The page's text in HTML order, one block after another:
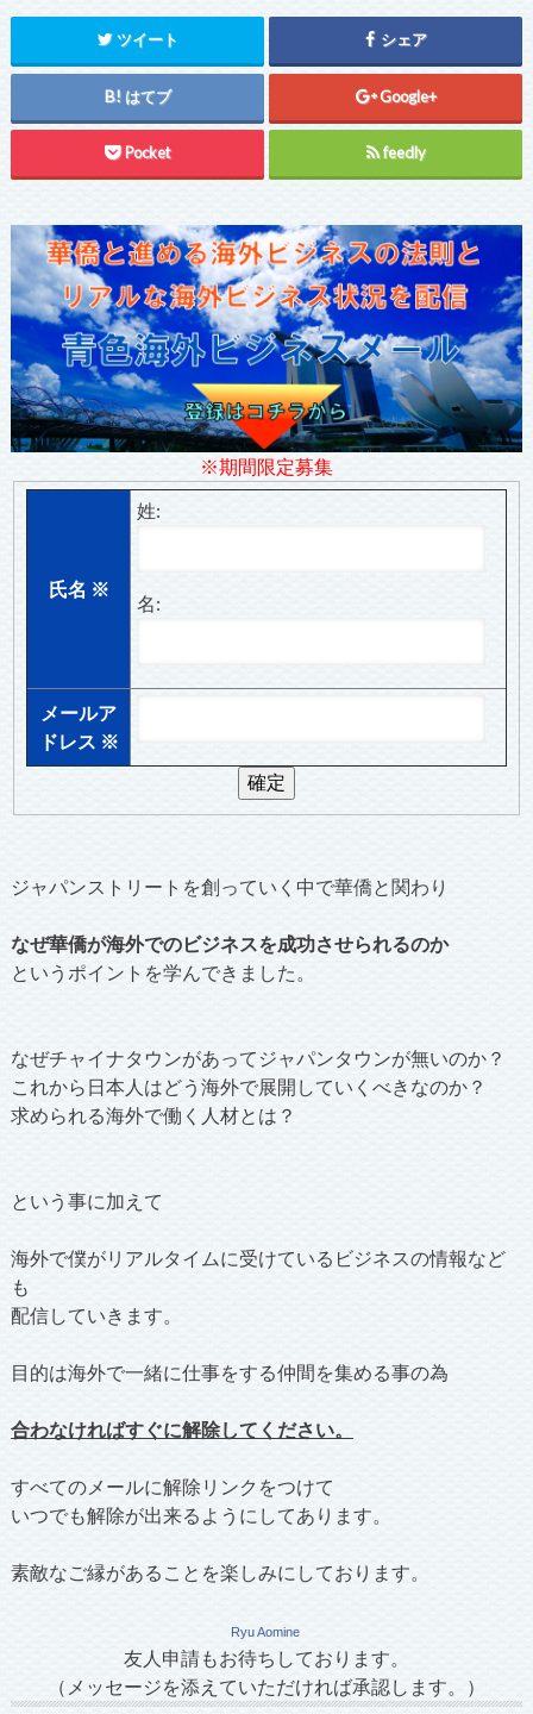
ツイート シェア
はてブ Google+
Pocket feedly
※期間限定募集
氏名 ※
姓:
名:
メールア
ドレス ※
ジャパンストリートを創っていく中で華僑と関わり
なぜ華僑が海外でのビジネスを成功させられるのか
というポイントを学んできました。
なぜチャイナタウンがあってジャパンタウンが無いのか？
これから日本人はどう海外で展開していくべきなのか？
求められる海外で働く人材とは？
という事に加えて
海外で僕がリアルタイムに受けているビジネスの情報など
も
配信していきます。
目的は海外で一緒に仕事をする仲間を集める事の為
合わなければすぐに解除してください。
すべてのメールに解除リンクをつけて
いつでも解除が出来るようにしてあります。
素敵なご縁があることを楽しみにしております。
Ryu Aomine
友人申請もお待ちしております。
（メッセージを添えていただければ承認します。）